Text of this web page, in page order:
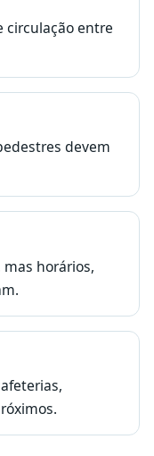
circulação entre
devem
horários,